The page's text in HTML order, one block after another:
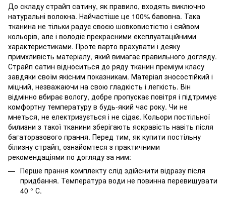
До складу страйп сатину, як правило, входять виключно
натуральні волокна. Найчастіше це 100% бавовна. Така
тканина не тільки радує своєю шовковистістю і сяйвом
кольорів, але і володіє прекрасними експлуатаційними
характеристиками. Проте варто врахувати і деяку
примхливість матеріалу, який вимагає правильного догляду.
Страйп сатин відноситься до ряду тканин преміум класу
завдяки своїм якісним показникам. Матеріал зносостійкий і
міцний, незважаючи на свою гладкість і легкість. Він
відмінно вбирає вологу, добре пропускає повітря і підтримує
комфортну температуру в будь-який час року. Чи не
мнеться, не електризується і не сідає. Кольори постільної
билизни з такої тканини зберігають яскравість навіть після
багаторазового прання. Перед тим, як купити постільну
білизну страйп, ознайомтеся з практичними
рекомендаціями по догляду за ним:
Перше прання комплекту слід здійснити відразу після
придбання. Температура води не повинна перевищувати
40 ° С.